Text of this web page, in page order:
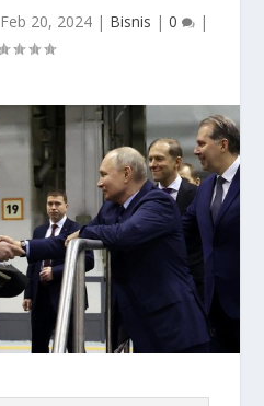
Feb 20, 2024| Bisnis | 0 |